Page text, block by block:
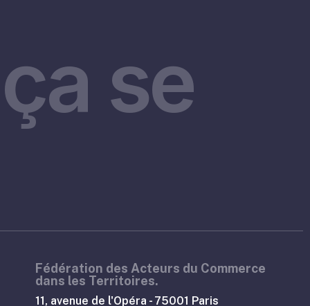
se
Fédération des Acteurs du Commerce
dans les Territoires.
11, avenue de l'Opéra - 75001 Paris